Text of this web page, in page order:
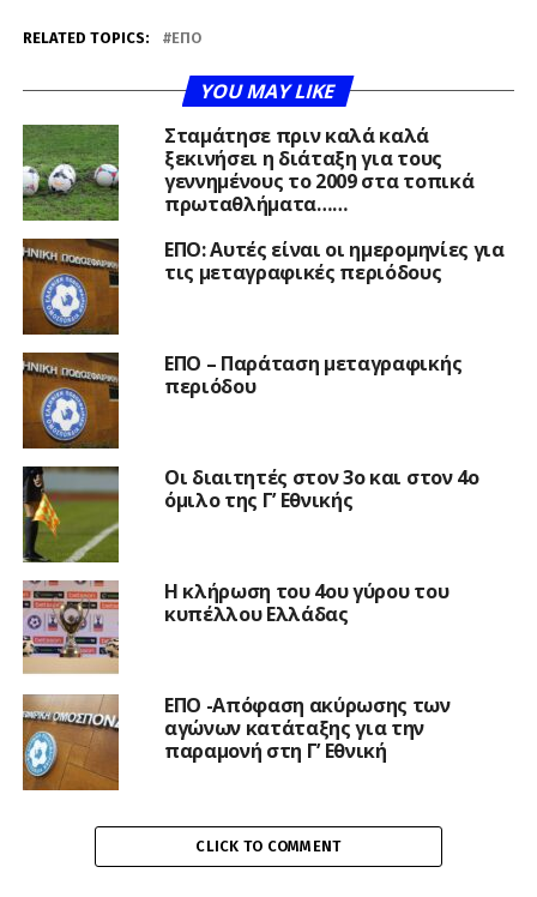
RELATED TOPICS: ΕΠΟ
YOU MAY LIKE
Σταμάτησε πριν καλά καλά
ξεκινήσει η διάταξη για τους
γεννημένους το 2009 στα τοπικά
πρωταθλήματα……
ΕΠΟ: Αυτές είναι οι ημερομηνίες για
τις μεταγραφικές περιόδους
ΕΠΟ – Παράταση μεταγραφικής
περιόδου
Οι διαιτητές στον 3ο και στον 4ο
όμιλο της Γ’ Εθνικής
Η κλήρωση του 4ου γύρου του
κυπέλλου Ελλάδας
ΕΠΟ -Απόφαση ακύρωσης των
αγώνων κατάταξης για την
παραμονή στη Γ’ Εθνική
CLICK TO COMMENT